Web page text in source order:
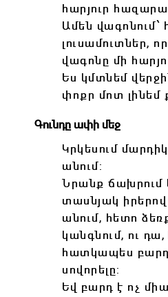
հարյուր
Ամեն վագոնում՝
լուսամուտներ,
վագոնը մի
Ես կմտնեմ
փոքր մոտ լինեմ
Գունդը ափի մեջ
Կրկեսում
անում:
Նրանք ճախրում
տասնյակ
անում, հետո
կանգնում, ու
հատկապես բարդ
սովորելը:
Եվ բարդ է ոչ